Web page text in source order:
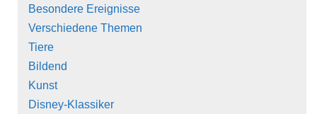
Besondere Ereignisse
Verschiedene Themen
Tiere
Bildend
Kunst
Disney-Klassiker